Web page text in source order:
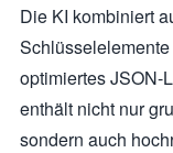
Die KI kombiniert
optimiertes JSON-
enthält nicht nur
sondern auch